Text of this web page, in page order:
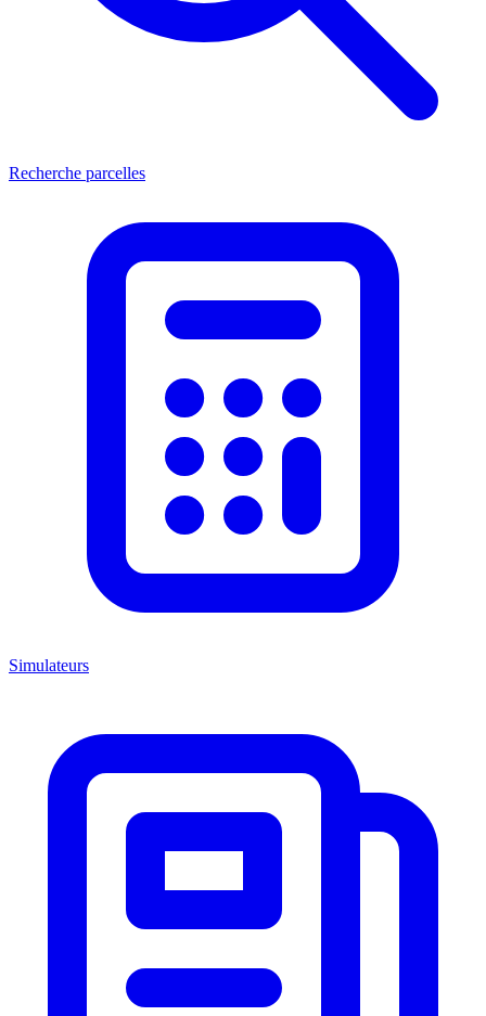
Recherche parcelles
Simulateurs